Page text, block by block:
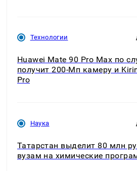
ждать всем нам?
Технологии
Huawei Mate 90 Pro Max по
получит 200-Мп камеру и
Pro
Наука
Татарстан выделит 80 млн
вузам на химические